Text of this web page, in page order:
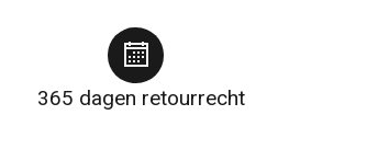
365 dagen retourrecht